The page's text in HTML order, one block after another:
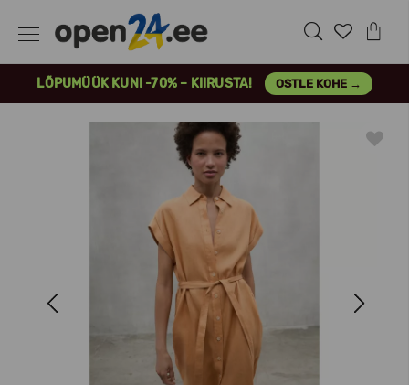
LÕPUMÜÜK KUNI -70% – KIIRUSTA! OSTLE KOHE →
Next